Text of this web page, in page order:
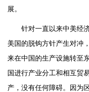
展。
针对一直以来中美经
美国的脱钩方针产生对冲
来在中国的生产设施转至
国进行产业分工和相互贸
产，没有任何障碍。因为